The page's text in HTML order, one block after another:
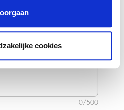
cookies
0/500